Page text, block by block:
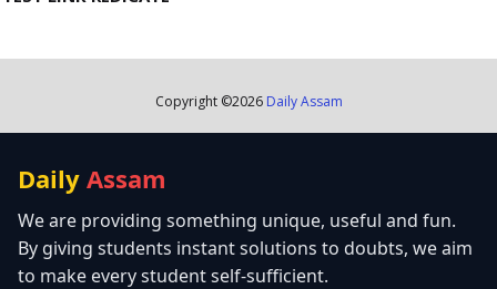
Copyright ©2026 Daily Assam
Daily Assam
We are providing something unique, useful and fun.
By giving students instant solutions to doubts, we aim
to make every student self-sufficient.